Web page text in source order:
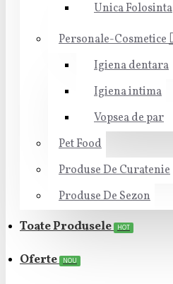
Unica Folosinta
Personale-Cosmetice
Igiena dentara
Igiena intima
Vopsea de par
Pet Food
Produse De Curatenie
Produse De Sezon
Toate Produsele HOT
Oferte NOU